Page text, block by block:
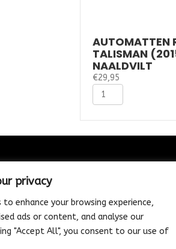
privacy
to enhance your browsing experience,
ads or content, and analyse our
"Accept All", you consent to our use of
AUTOMATTEN
TALISMAN
NAALDVILT
€29,95
Automatten
Renault
2023)
Naaldvilt
21